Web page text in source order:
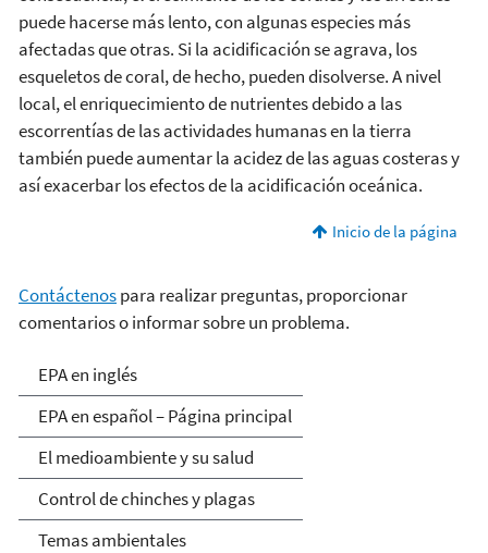
puede hacerse más lento, con algunas especies más
afectadas que otras. Si la acidificación se agrava, los
esqueletos de coral, de hecho, pueden disolverse. A nivel
local, el enriquecimiento de nutrientes debido a las
escorrentías de las actividades humanas en la tierra
también puede aumentar la acidez de las aguas costeras y
así exacerbar los efectos de la acidificación oceánica.
Inicio de la página
Contáctenospara realizar preguntas, proporcionar
comentarios o informar sobre un problema.
EPA en español
EPA en inglés
EPA en español – Página principal
El medioambiente y su salud
Control de chinches y plagas
Temas ambientales